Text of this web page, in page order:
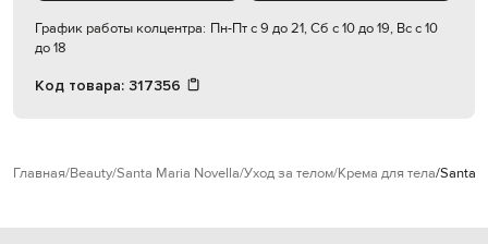
График работы колцентра: Пн-Пт с 9 до 21, Сб с 10 до 19, Вс с 10
до 18
Код товара: 317356
Главная Beauty Santa Maria Novella Уход за телом Крема для тела Santa